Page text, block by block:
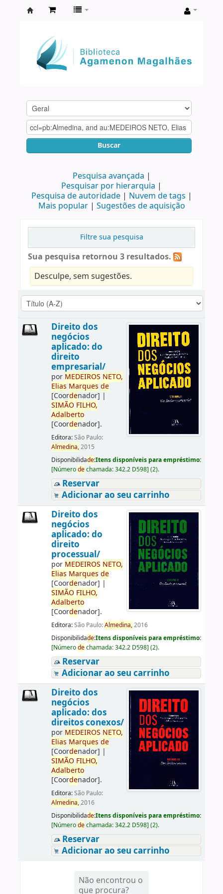
Agamenon
Magalhães
Buscar
Pesquisa avançada
Pesquisar por hierarquia
Pesquisa de autoridade
Nuvem de tags
Mais popular
Sugestões de aquisição
Filtre sua pesquisa
Sua pesquisa retornou 3 resultados.
Desculpe, sem sugestões.
Direito dos
negócios
aplicado: do
direito
empresarial/
por MEDEIROS NETO,
Elias Marques de
[Coordenador] |
SIMÃO FILHO,
Adalberto
[Coordenador].
Editora:São Paulo:
Almedina,2015
Disponibilidade:Itens disponíveis para empréstimo:
[Númerodechamada:342.2 D598] (2).
Reservar
Adicionar ao seu carrinho
Direito dos
negócios
aplicado: do
direito
processual/
por MEDEIROS NETO,
Elias Marques de
[Coordenador] |
SIMÃO FILHO,
Adalberto
[Coordenador].
Editora:São Paulo:Almedina,2016
Disponibilidade:Itens disponíveis para empréstimo:
[Númerodechamada:342.2 D598] (2).
Reservar
Adicionar ao seu carrinho
Direito dos
negócios
aplicado: dos
direitos conexos/
por MEDEIROS NETO,
Elias Marques de
[Coordenador] |
SIMÃO FILHO,
Adalberto
[Coordenador].
Editora:São Paulo:
Almedina,2016
Disponibilidade:Itens disponíveis para empréstimo:
[Númerodechamada:342.2 D598] (2).
Reservar
Adicionar ao seu carrinho
Não encontrou o
que procura?